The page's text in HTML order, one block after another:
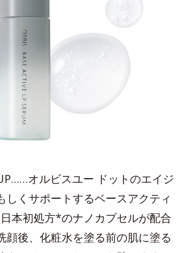
オルビスユー ドットのエイジ
しくサポートするベースアクティ
本初処方*のナノカプセルが配合
顔後、化粧水を塗る前の肌に塗る